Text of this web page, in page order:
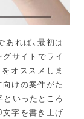
れば、最初は
サイトでライ
オススメしま
けの案件がた
といったところ
字を書き上げ